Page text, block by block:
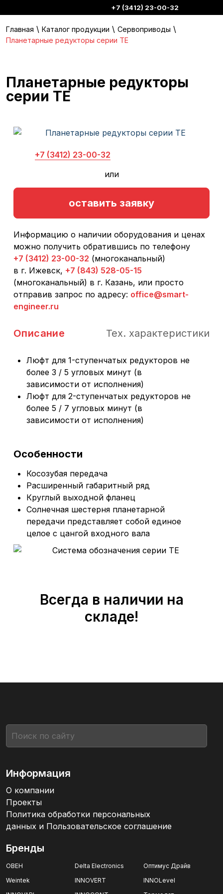
+7 (3412) 23-00-32
Главная \ Каталог продукции \ Сервоприводы \
Планетарные редукторы серии TE
Планетарные редукторы
серии TE
+7 (3412) 23-00-32
или
оставить заявку
Информацию о наличии оборудования и ценах
можно получить обратившись по телефону
+7 (3412) 23-00-32 (многоканальный)
в г. Ижевск, +7 (843) 528-05-15
(многоканальный) в г. Казань, или просто
отправив запрос по адресу: office@smart-
engineer.ru
Описание Тех. характеристики
Люфт для 1-ступенчатых редукторов не
более 3 / 5 угловых минут (в
зависимости от исполнения)
Люфт для 2-ступенчатых редукторов не
более 5 / 7 угловых минут (в
зависимости от исполнения)
Особенности
Косозубая передача
Расширенный габаритный ряд
Круглый выходной фланец
Солнечная шестерня планетарной
передачи представляет собой единое
целое с цангой входного вала
Всегда в наличии на
складе!
Информация
О компании
Проекты
Политика обработки персональных
данных и Пользовательское соглашение
Бренды
ОВЕН Delta Electronics
Оптимус Драйв
Weintek
INNOVERT
INNOLevel